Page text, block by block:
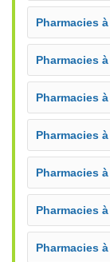
Pharmacies
Pharmacies
Pharmacies
Pharmacies
Pharmacies
Pharmacies
Pharmacies